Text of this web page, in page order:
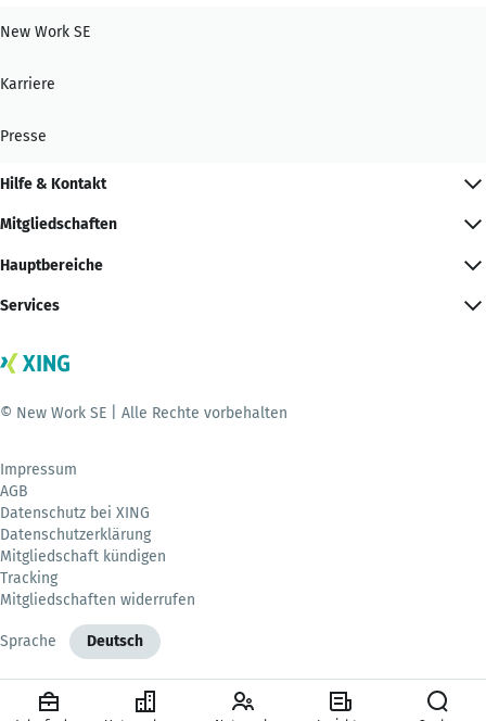
New Work SE
Karriere
Presse
Hilfe & Kontakt
Mitgliedschaften
Hauptbereiche
Services
© New Work SE | Alle Rechte vorbehalten
Impressum
AGB
Datenschutz bei XING
Datenschutzerklärung
Mitgliedschaft kündigen
Tracking
Mitgliedschaften widerrufen
Sprache Deutsch